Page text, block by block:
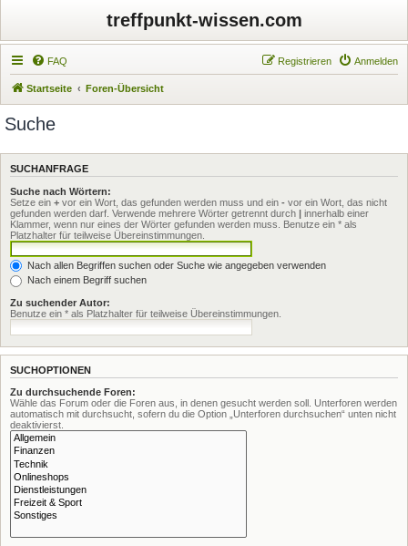
treffpunkt-wissen.com
FAQ Anmelden
Registrieren
Startseite Foren-Übersicht
Suche
SUCHANFRAGE
Suche nach Wörtern:
Setze ein + vor ein Wort, das gefunden werden muss und ein - vor ein Wort, das nicht
gefunden werden darf. Verwende mehrere Wörter getrennt durch | innerhalb einer
Klammer, wenn nur eines der Wörter gefunden werden muss. Benutze ein * als
Platzhalter für teilweise Übereinstimmungen.
Nach allen Begriffen suchen oder Suche wie angegeben verwenden
Nach einem Begriff suchen
Zu suchender Autor:
Benutze ein * als Platzhalter für teilweise Übereinstimmungen.
SUCHOPTIONEN
Zu durchsuchende Foren:
Wähle das Forum oder die Foren aus, in denen gesucht werden soll. Unterforen werden
automatisch mit durchsucht, sofern du die Option „Unterforen durchsuchen“ unten nicht
deaktivierst.